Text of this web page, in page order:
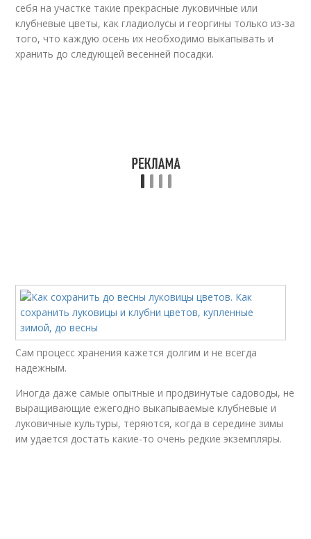
себя на участке такие прекрасные луковичные или
клубневые цветы, как гладиолусы и георгины только из-за
того, что каждую осень их необходимо выкапывать и
хранить до следующей весенней посадки.
Сам процесс хранения кажется долгим и не всегда
надежным.
Иногда даже самые опытные и продвинутые садоводы, не
выращивающие ежегодно выкапываемые клубневые и
луковичные культуры, теряются, когда в середине зимы
им удается достать какие-то очень редкие экземпляры.